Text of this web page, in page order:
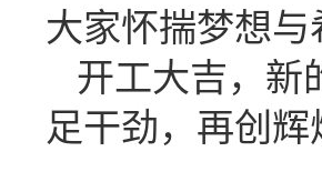
大家怀揣梦想
开工大吉，新
足干劲，再创辉